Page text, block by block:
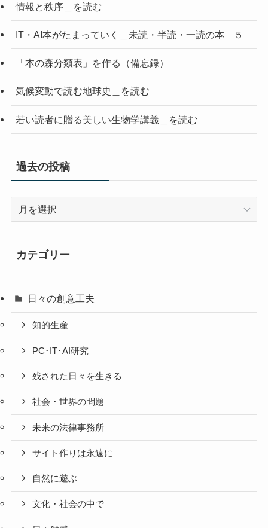
情報と秩序＿を読む
IT・AI本がたまっていく＿未読・半読・一読の本 ５
「本の森分類表」を作る（備忘録）
気候変動で読む地球史＿を読む
若い読者に贈る美しい生物学講義＿を読む
過去の投稿
稿
カテゴリー
日々の創意工夫
知的生産
PC･IT･AI研究
残された日々を生きる
社会・世界の問題
未来の法律事務所
サイト作りは永遠に
自然に遊ぶ
文化・社会の中で